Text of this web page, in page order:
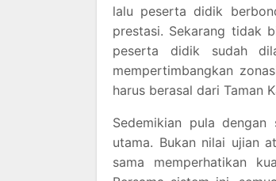
lalu peserta didik
prestasi. Sekarang tidak
peserta didik sudah
mempertimbangkan
harus berasal dari Taman
Sedemikian pula
utama. Bukan nilai ujian
sama memperhatikan